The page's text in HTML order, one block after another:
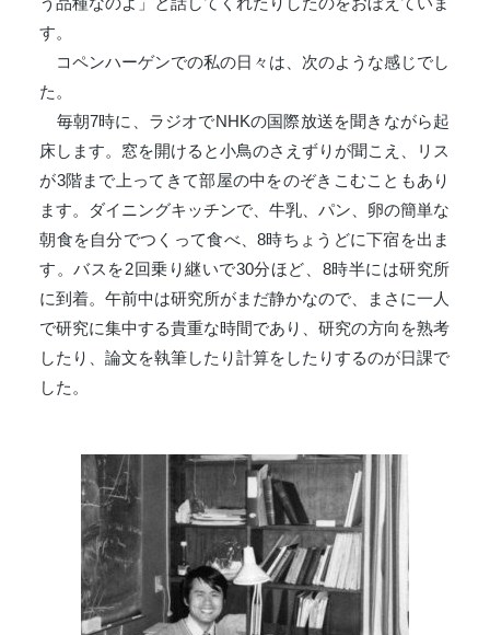
す。
コペンハーゲンでの私の日々は、次のような感じでし
た。
毎朝7時に、ラジオでNHKの国際放送を聞きながら起
床します。窓を開けると小鳥のさえずりが聞こえ、リス
が3階まで上ってきて部屋の中をのぞきこむこともあり
ます。ダイニングキッチンで、牛乳、パン、卵の簡単な
朝食を自分でつくって食べ、8時ちょうどに下宿を出ま
す。バスを2回乗り継いで30分ほど、8時半には研究所
に到着。午前中は研究所がまだ静かなので、まさに一人
で研究に集中する貴重な時間であり、研究の方向を熟考
したり、論文を執筆したり計算をしたりするのが日課で
した。